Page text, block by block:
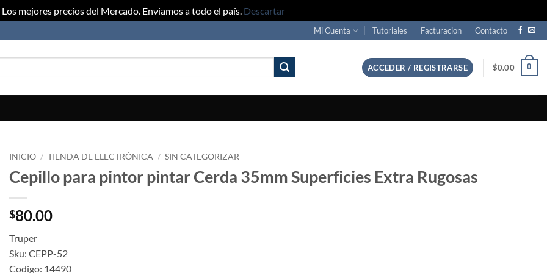
Los mejores precios del Mercado. Enviamos a todo el país. Descartar
Mi Cuenta Tutoriales Facturacion Contacto
ACCEDER / REGISTRARSE $0.00 0
INICIO / TIENDA DE ELECTRÓNICA / SIN CATEGORIZAR
Cepillo para pintor pintar Cerda 35mm Superficies Extra Rugosas
$80.00
Truper
Sku: CEPP-52
Codigo: 14490